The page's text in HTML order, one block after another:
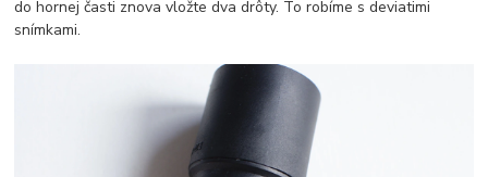
do hornej časti znova vložte dva drôty. To robíme s deviatimi
snímkami.